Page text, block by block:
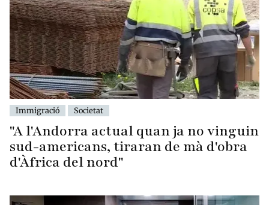
Immigració Societat
"A l'Andorra actual quan ja no vinguin
sud-americans, tiraran de mà d'obra
d'Àfrica del nord"